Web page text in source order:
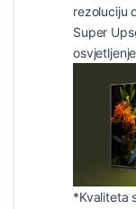
rezoluciju
Super
*Kvaliteta